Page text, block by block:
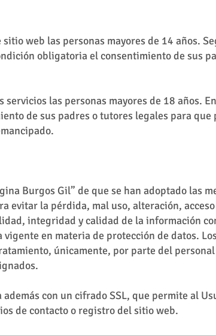
web las personas mayores de 14 años.
obligatoria el consentimiento de sus
las personas mayores de 18 años.
de sus padres o tutores legales para que
Burgos Gil” de que se han adoptado las
evitar la pérdida, mal uso, alteración,
integridad y calidad de la información
en materia de protección de datos.
únicamente, por parte del
con un cifrado SSL, que permite al
de contacto o registro del sitio web.